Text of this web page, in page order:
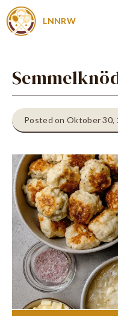
Zum
Inhalt
LNNRW
Posted on Oktober 30,